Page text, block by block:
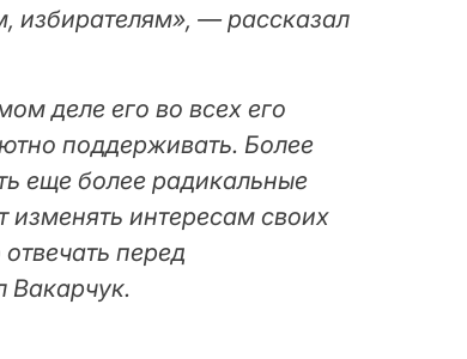
избирателям», — рассказал
деле его во всех его
поддерживать. Более
еще более радикальные
изменять интересам своих
перед
Вакарчук.